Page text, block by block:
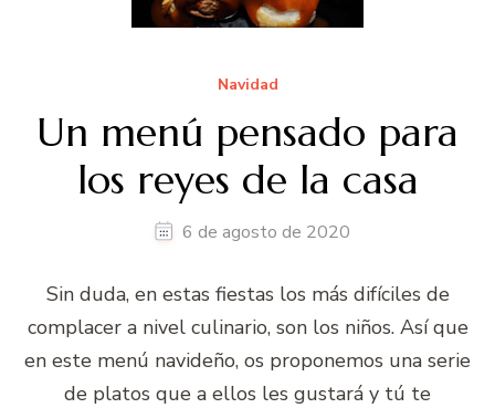
Navidad
Un menú pensado para
los reyes de la casa
6 de agosto de 2020
Sin duda, en estas fiestas los más difíciles de
complacer a nivel culinario, son los niños. Así que
en este menú navideño, os proponemos una serie
de platos que a ellos les gustará y tú te